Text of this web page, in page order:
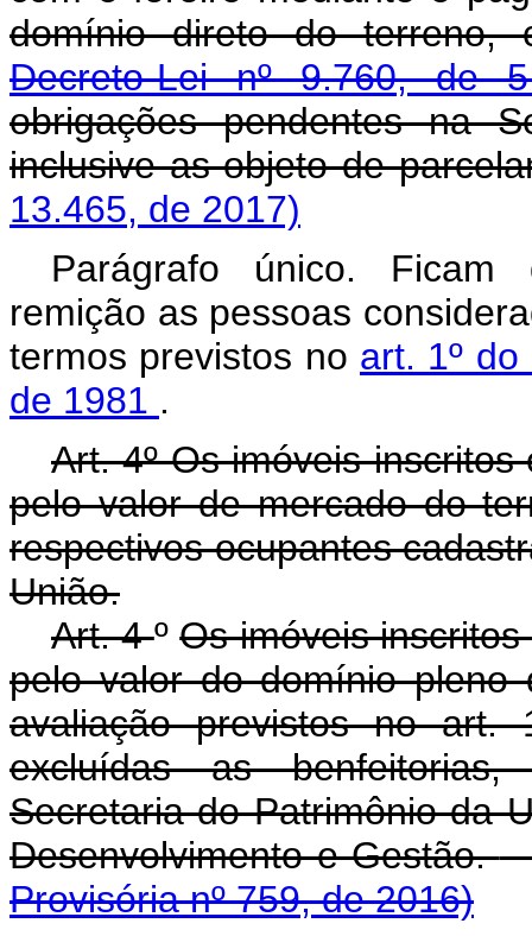
domínio direto do terreno,
Decreto-Lei nº 9.760,
obrigações pendentes na
inclusive as objeto de
13.465, de 2017)
Parágrafo único. Ficam
remição as pessoas
termos previstos no art. 1º
de 1981 .
Art. 4º Os imóveis
pelo valor de mercado do
respectivos ocupantes
União.
Art. 4ºOs imóveis
pelo valor do domínio pleno
avaliação previstos no
excluídas as
Secretaria do Patrimônio da
Desenvolvimento e Gestão.
Provisória nº 759, de 2016)